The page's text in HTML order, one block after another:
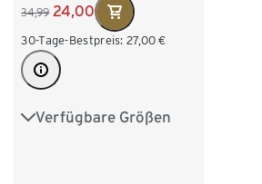
34,99 24,00
30-Tage-Bestpreis: 27,00 €
Verfügbare Größen
86/92 98/104